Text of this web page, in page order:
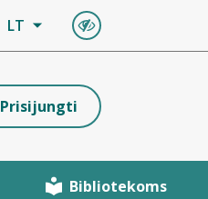
LT
Prisijungti
Bibliotekoms